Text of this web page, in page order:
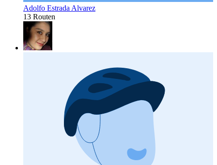
Adolfo Estrada Alvarez
13 Routen